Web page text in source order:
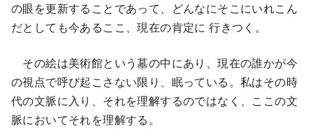
の眼を更新することであって、どんなにそこにいれこん
だとしても今あるここ、現在の肯定に 行きつく。
その絵は美術館という墓の中にあり、現在の誰かが今
の視点で呼び起こさない限り、眠っている。私はその時
代の文脈に入り、それを理解するのではなく、ここの文
脈においてそれを理解する。